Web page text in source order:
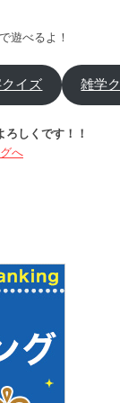
遊べるよ！
イズ 雑学
しくです！！
へ